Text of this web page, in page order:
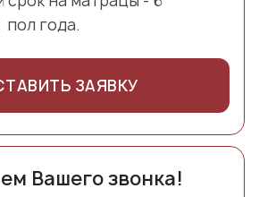
года.
ЗАЯВКУ
Вашего звонка!